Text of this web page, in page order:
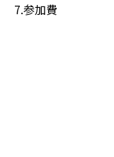
7.参加費